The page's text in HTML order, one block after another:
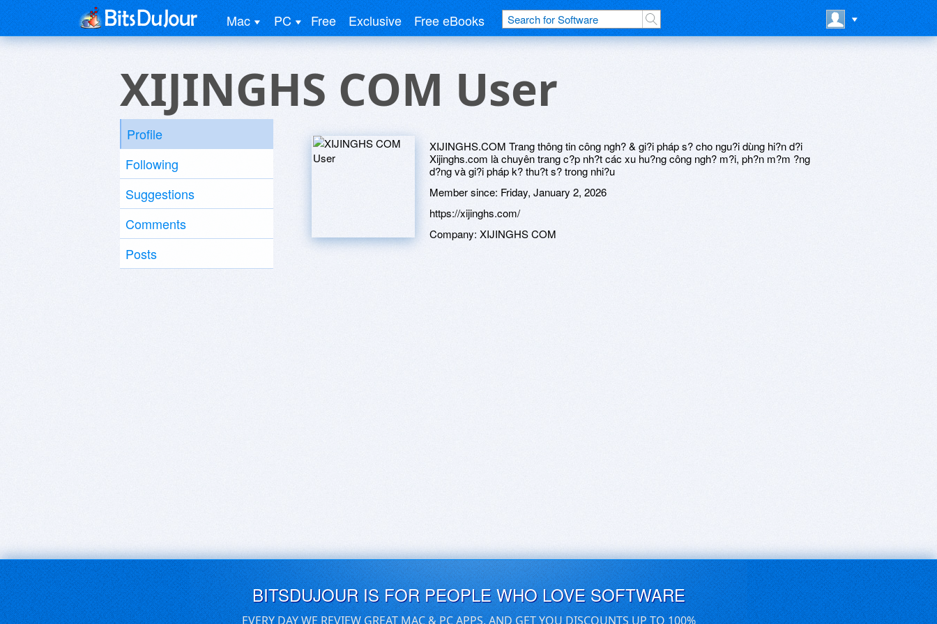
Mac PC Free Exclusive Free eBooks
XIJINGHS COM User
Profile
Following
Suggestions
Comments
Posts
XIJINGHS.COM Trang thông tin công ngh? & gi?i pháp s? cho ngu?i dùng hi?n d?i
Xijinghs.com là chuyên trang c?p nh?t các xu hu?ng công ngh? m?i, ph?n m?m ?ng
d?ng và gi?i pháp k? thu?t s? trong nhi?u
Member since: Friday, January 2, 2026
https://xijinghs.com/
Company: XIJINGHS COM
BITSDUJOUR IS FOR PEOPLE WHO LOVE SOFTWARE
EVERY DAY WE REVIEW GREAT MAC & PC APPS, AND GET YOU DISCOUNTS UP TO 100%